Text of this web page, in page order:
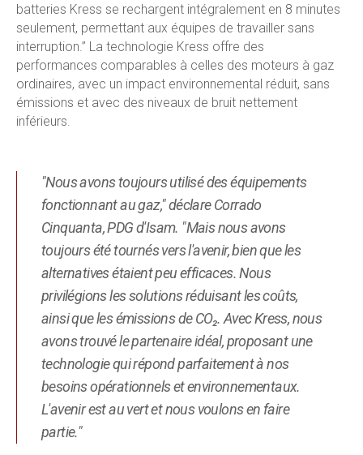
batteries Kress se rechargent intégralement en 8 minutes
seulement, permettant aux équipes de travailler sans
interruption.” La technologie Kress offre des
performances comparables à celles des moteurs à gaz
ordinaires, avec un impact environnemental réduit, sans
émissions et avec des niveaux de bruit nettement
inférieurs.
"Nous avons toujours utilisé des équipements
fonctionnant au gaz," déclare Corrado
Cinquanta, PDG d'Isam. "Mais nous avons
toujours été tournés vers l'avenir, bien que les
alternatives étaient peu efficaces. Nous
privilégions les solutions réduisant les coûts,
ainsi que les émissions de CO₂. Avec Kress, nous
avons trouvé le partenaire idéal, proposant une
technologie qui répond parfaitement à nos
besoins opérationnels et environnementaux.
L'avenir est au vert et nous voulons en faire
partie."